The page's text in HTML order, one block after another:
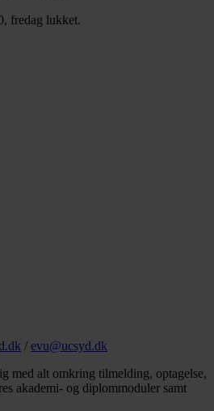
fredag lukket.
/ evu@ucsyd.dk
med alt omkring tilmelding, optagelse,
akademi- og diplommoduler samt